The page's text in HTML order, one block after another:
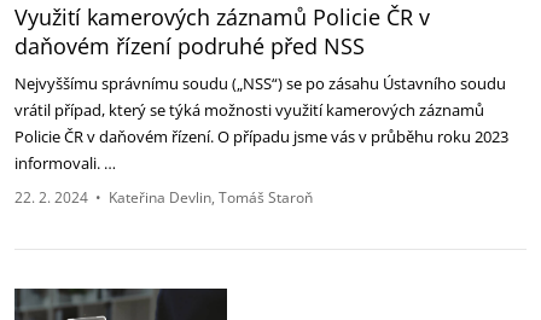
Využití kamerových záznamů Policie ČR v
daňovém řízení podruhé před NSS
Nejvyššímu správnímu soudu („NSS“) se po zásahu Ústavního soudu
vrátil případ, který se týká možnosti využití kamerových záznamů
Policie ČR v daňovém řízení. O případu jsme vás v průběhu roku 2023
informovali. …
22. 2. 2024 • Kateřina Devlin Tomáš Staroň